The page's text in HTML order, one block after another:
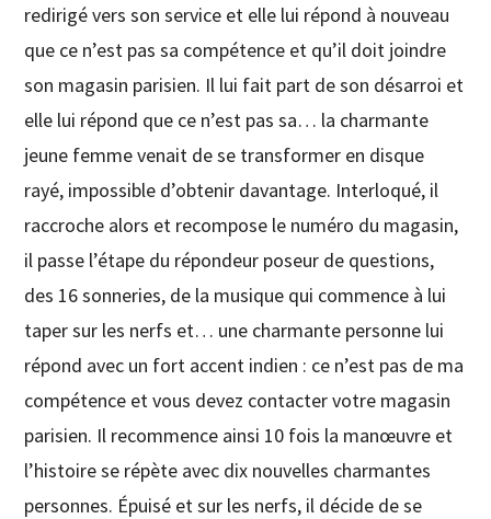
redirigé vers son service et elle lui répond à nouveau
que ce n’est pas sa compétence et qu’il doit joindre
son magasin parisien. Il lui fait part de son désarroi et
elle lui répond que ce n’est pas sa… la charmante
jeune femme venait de se transformer en disque
rayé, impossible d’obtenir davantage. Interloqué, il
raccroche alors et recompose le numéro du magasin,
il passe l’étape du répondeur poseur de questions,
des 16 sonneries, de la musique qui commence à lui
taper sur les nerfs et… une charmante personne lui
répond avec un fort accent indien : ce n’est pas de ma
compétence et vous devez contacter votre magasin
parisien. Il recommence ainsi 10 fois la manœuvre et
l’histoire se répète avec dix nouvelles charmantes
personnes. Épuisé et sur les nerfs, il décide de se